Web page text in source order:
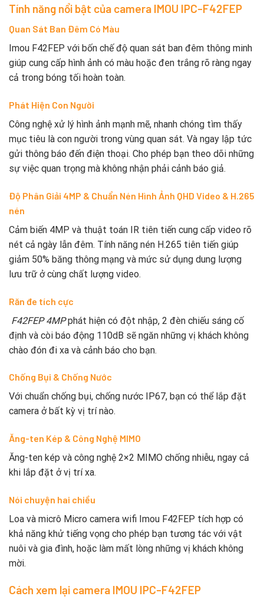
Tính năng nổi bật của camera IMOU IPC-F42FEP
Quan Sát Ban Đêm Có Màu
Imou F42FEP với bốn chế độ quan sát ban đêm thông minh
giúp cung cấp hình ảnh có màu hoặc đen trắng rõ ràng ngay
cả trong bóng tối hoàn toàn.
Phát Hiện Con Người
Công nghệ xử lý hình ảnh mạnh mẽ, nhanh chóng tìm thấy
mục tiêu là con người trong vùng quan sát. Và ngay lập tức
gửi thông báo đến điện thoại. Cho phép bạn theo dõi những
sự việc quan trọng mà không nhận phải cảnh báo giả.
Độ Phân Giải 4MP & Chuẩn Nén Hình Ảnh QHD Video & H.265
nén
Cảm biến 4MP và thuật toán IR tiên tiến cung cấp video rõ
nét cả ngày lẫn đêm. Tính năng nén H.265 tiên tiến giúp
giảm 50% băng thông mạng và mức sử dụng dung lượng
lưu trữ ở cùng chất lượng video.
Răn đe tích cực
F42FEP 4MPphát hiện có đột nhập, 2 đèn chiếu sáng cố
định và còi báo động 110dB sẽ ngăn những vị khách không
chào đón đi xa và cảnh báo cho bạn.
Chống Bụi & Chống Nước
Với chuẩn chống bụi, chống nước IP67, bạn có thể lắp đặt
camera ở bất kỳ vị trí nào.
Ăng-ten Kép & Công Nghệ MIMO
Ăng-ten kép và công nghệ 2×2 MIMO chống nhiễu, ngay cả
khi lắp đặt ở vị trí xa.
Nói chuyện hai chiều
Loa và micrô Micro camera wifi Imou F42FEP tích hợp có
khả năng khử tiếng vọng cho phép bạn tương tác với vật
nuôi và gia đình, hoặc làm mất lòng những vị khách không
mời.
Cách xem lại camera IMOU IPC-F42FEP